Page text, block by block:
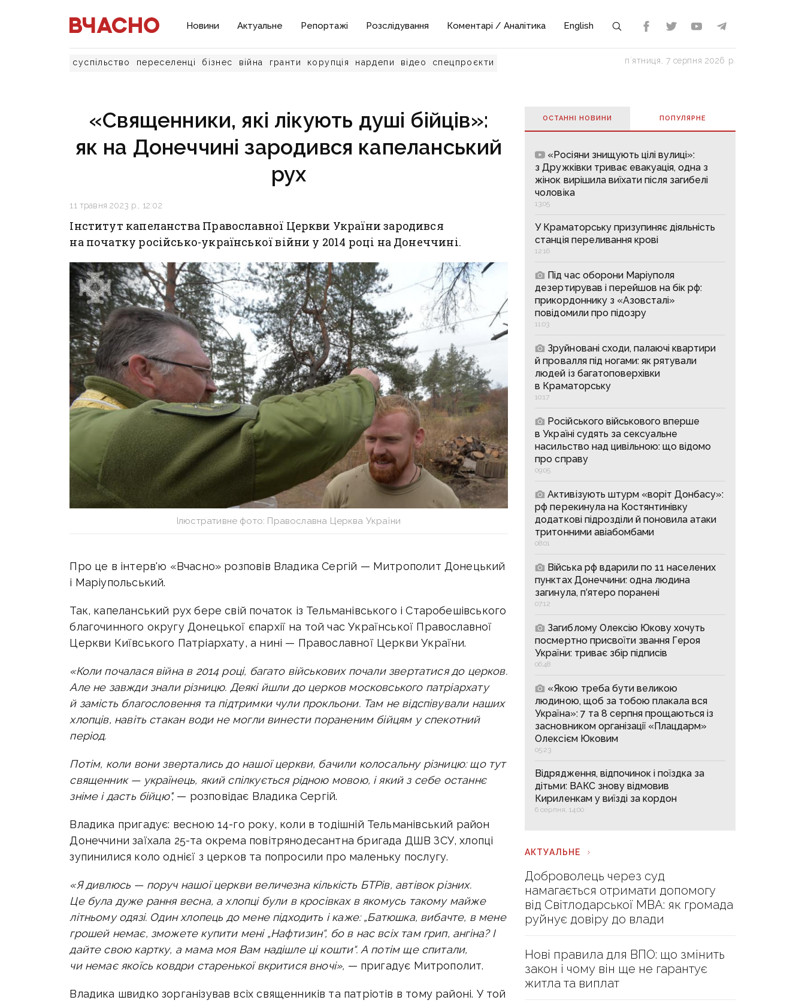
Новини Актуальне Репортажі Розслідування Коментарі / Аналітика English
суспільство переселенці бізнес війна гранти корупція нардепи відео спецпроєкти пʼятниця, 7 серпня 2026 р.
«Священники, які лікують душі бійців»:
як на Донеччині зародився капеланський
рух
11 травня 2023 р., 12:02
Інститут капеланства Православної Церкви України зародився
на початку російсько-української війни у 2014 році на Донеччині.
Ілюстративне фото: Православна Церква України
Про це в інтерв'ю «Вчасно» розповів Владика Сергій — Митрополит Донецький
і Маріупольський.
Так, капеланський рух бере свій початок із Тельманівського і Старобешівського
благочинного округу Донецької єпархії на той час Української Православної
Церкви Київського Патріархату, а нині — Православної Церкви України.
«Коли почалася війна в 2014 році, багато військових почали звертатися до церков.
Але не завжди знали різницю. Деякі йшли до церков московського патріархату
й замість благословення та підтримки чули прокльони. Там не відспівували наших
хлопців, навіть стакан води не могли винести пораненим бійцям у спекотний
період.
Потім, коли вони звертались до нашої церкви, бачили колосальну різницю: що тут
священник — українець, який спілкується рідною мовою, і який з себе останнє
зніме і дасть бійцю",— розповідає Владика Сергій.
Владика пригадує: весною 14-го року, коли в тодішній Тельманівський район
Донеччини заїхала 25-та окрема повітрянодесантна бригада ДШВ ЗСУ, хлопці
зупинилися коло однієї з церков та попросили про маленьку послугу.
«Я дивлюсь — поруч нашої церкви величезна кількість БТРів, автівок різних.
Це була дуже рання весна, а хлопці були в кросівках в якомусь такому майже
літньому одязі. Один хлопець до мене підходить і каже: „Батюшка, вибачте, в мене
грошей немає, зможете купити мені „Нафтизин“, бо в нас всіх там грип, ангіна? І
дайте свою картку, а мама моя Вам надішле ці кошти“. А потім ще спитали,
чи немає якоїсь ковдри старенької вкритися вночі», — пригадує Митрополит.
Владика швидко зорганізував всіх священників та патріотів в тому районі. У той
ОСТАННІ НОВИНИ ПОПУЛЯРНE
«Росіяни знищують цілі вулиці»:
з Дружківки триває евакуація, одна з
жінок вирішила виїхати після загибелі
чоловіка
13:05
У Краматорську призупиняє діяльність
станція переливання крові
12:16
Під час оборони Маріуполя
дезертирував і перейшов на бік рф:
прикордоннику з «Азовсталі»
повідомили про підозру
11:03
Зруйновані сходи, палаючі квартири
й провалля під ногами: як рятували
людей із багатоповерхівки
в Краматорську
10:17
Російського військового вперше
в Україні судять за сексуальне
насильство над цивільною: що відомо
про справу
09:05
Активізують штурм «воріт Донбасу»:
рф перекинула на Костянтинівку
додаткові підрозділи й поновила атаки
тритонними авіабомбами
08:01
Війська рф вдарили по 11 населених
пунктах Донеччини: одна людина
загинула, п’ятеро поранені
07:12
Загиблому Олексію Юкову хочуть
посмертно присвоїти звання Героя
України: триває збір підписів
06:48
«Якою треба бути великою
людиною, щоб за тобою плакала вся
Україна»: 7 та 8 серпня прощаються із
засновником організації «Плацдарм»
Олексієм Юковим
05:23
Відрядження, відпочинок і поїздка за
дітьми: ВАКС знову відмовив
Кириленкам у виїзді за кордон
6 серпня, 14:00
АКТУАЛЬНЕ
Доброволець через суд
намагається отримати допомогу
від Світлодарської МВА: як громада
руйнує довіру до влади
Нові правила для ВПО: що змінить
закон і чому він ще не гарантує
житла та виплат